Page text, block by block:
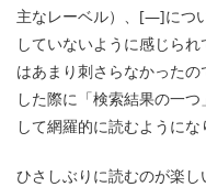
主なレーベル）、[—]につ
していないように感じら
はあまり刺さらなかった
した際に「検索結果の一
して網羅的に読むようにな
ひさしぶりに読むのが楽し